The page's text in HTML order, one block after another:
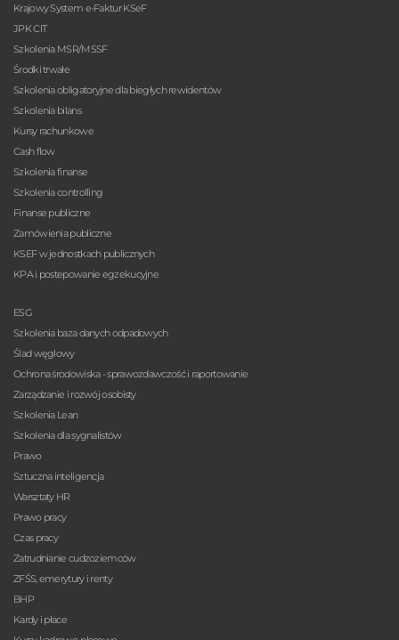
Krajowy System e-Faktur KSeF
JPK CIT
Szkolenia MSR/MSSF
Środki trwałe
Szkolenia obligatoryjne dla biegłych rewidentów
Szkolenia bilans
Kursy rachunkowe
Cash flow
Szkolenia finanse
Szkolenia controlling
Finanse publiczne
Zamówienia publiczne
KSEF w jednostkach publicznych
KPA i postepowanie egzekucyjne
ESG
Szkolenia baza danych odpadowych
Ślad węglowy
Ochrona środowiska - sprawozdawczość i raportowanie
Zarządzanie i rozwój osobisty
Szkolenia Lean
Szkolenia dla sygnalistów
Prawo
Sztuczna inteligencja
Warsztaty HR
Prawo pracy
Czas pracy
Zatrudnianie cudzoziemców
ZFŚS, emerytury i renty
BHP
Kardy i płace